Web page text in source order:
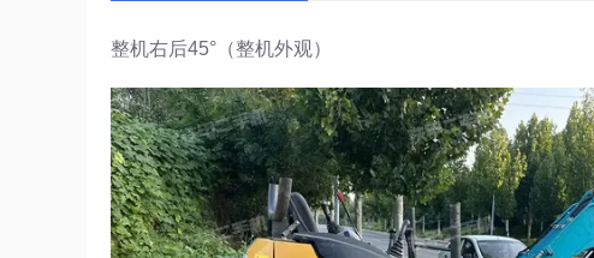
整机右后45°（整机外观）